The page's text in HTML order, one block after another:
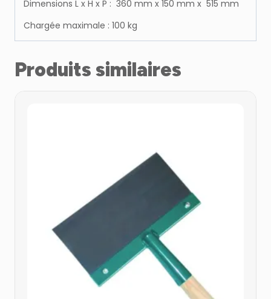
Dimensions L x H x P : 360 mm x 150 mm x 515 mm
Chargée maximale : 100 kg
Produits similaires